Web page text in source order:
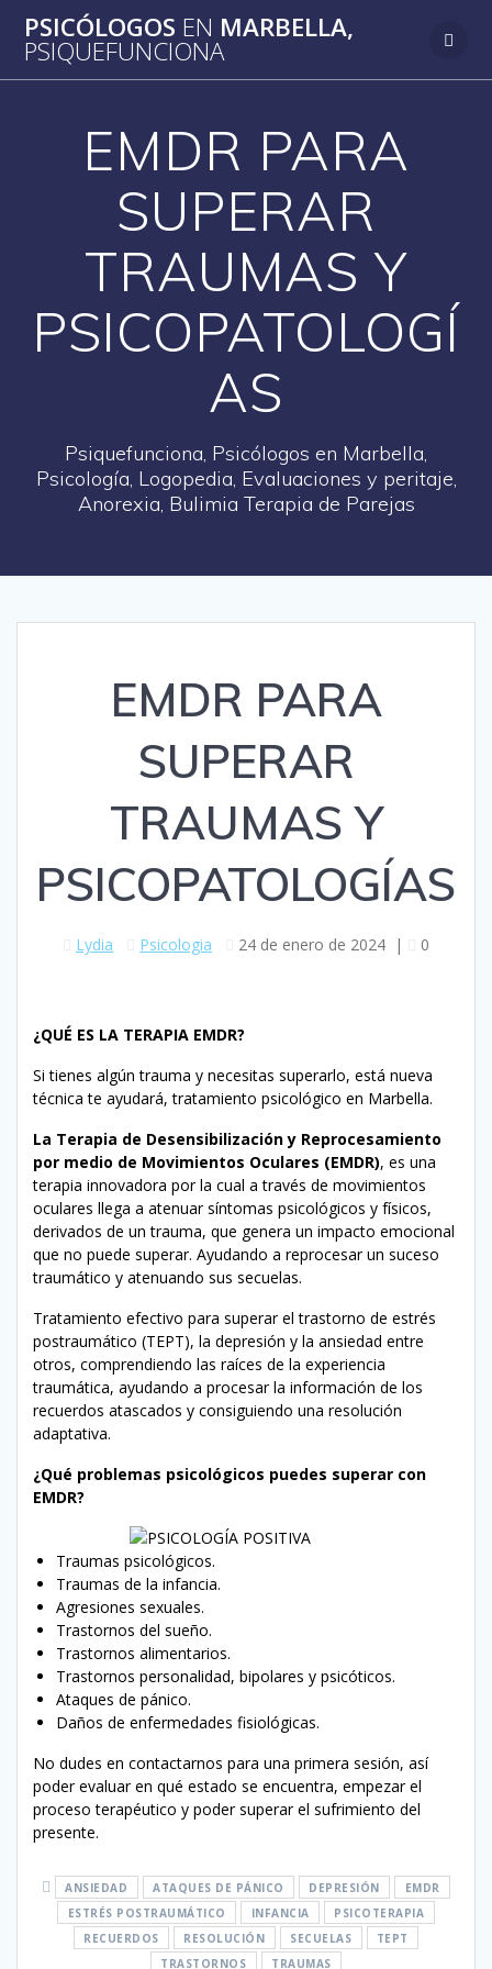
al
PSICÓLOGOS EN MARBELLA,
PSIQUEFUNCIONA
EMDR PARA
SUPERAR
TRAUMAS Y
PSICOPATOLOGÍ
AS
Psiquefunciona, Psicólogos en Marbella,
Psicología, Logopedia, Evaluaciones y peritaje,
Anorexia, Bulimia Terapia de Parejas
EMDR PARA
SUPERAR
TRAUMAS Y
PSICOPATOLOGÍAS
Lydia Psicologia 24 de enero de 2024 | 0
¿QUÉ ES LA TERAPIA EMDR?
Si tienes algún trauma y necesitas superarlo, está nueva
técnica te ayudará, tratamiento psicológico en Marbella.
La Terapia de Desensibilización y Reprocesamiento
por medio de Movimientos Oculares (EMDR), es una
terapia innovadora por la cual a través de movimientos
oculares llega a atenuar síntomas psicológicos y físicos,
derivados de un trauma, que genera un impacto emocional
que no puede superar. Ayudando a reprocesar un suceso
traumático y atenuando sus secuelas.
Tratamiento efectivo para superar el trastorno de estrés
postraumático (TEPT), la depresión y la ansiedad entre
otros, comprendiendo las raíces de la experiencia
traumática, ayudando a procesar la información de los
recuerdos atascados y consiguiendo una resolución
adaptativa.
¿Qué problemas psicológicos puedes superar con
EMDR?
Traumas psicológicos.
Traumas de la infancia.
Agresiones sexuales.
Trastornos del sueño.
Trastornos alimentarios.
Trastornos personalidad, bipolares y psicóticos.
Ataques de pánico.
Daños de enfermedades fisiológicas.
No dudes en contactarnos para una primera sesión, así
poder evaluar en qué estado se encuentra, empezar el
proceso terapéutico y poder superar el sufrimiento del
presente.
ANSIEDAD ATAQUES DE PÁNICO DEPRESIÓN
EMDR
ESTRÉS POSTRAUMÁTICO
INFANCIA
PSICOTERAPIA
RECUERDOS
RESOLUCIÓN SECUELAS
TEPT
TRASTORNOS
TRAUMAS